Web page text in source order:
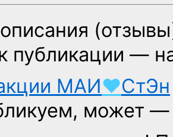
публикации —
МАИ♥СтЭн
может